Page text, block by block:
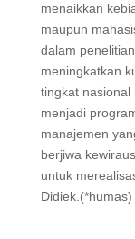
menaikkan
maupun
dalam
meningkatkan
tingkat nasional
menjadi
manajemen
berjiwa
untuk
Didiek.(*humas)